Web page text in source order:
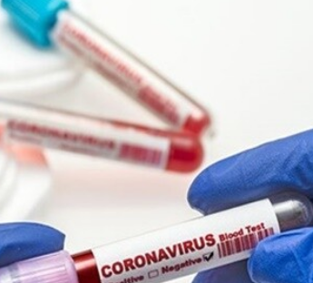
Dizüstü Bilgisayar
Seçiminde Performans